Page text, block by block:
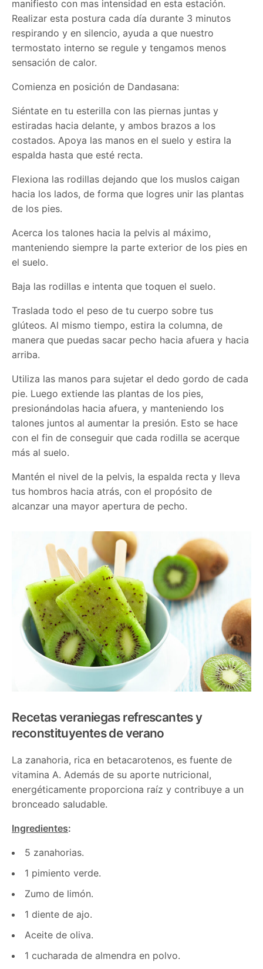
manifiesto con mas intensidad en esta estación.
Realizar esta postura cada día durante 3 minutos
respirando y en silencio, ayuda a que nuestro
termostato interno se regule y tengamos menos
sensación de calor.
Comienza en posición de Dandasana:
Siéntate en tu esterilla con las piernas juntas y
estiradas hacia delante, y ambos brazos a los
costados. Apoya las manos en el suelo y estira la
espalda hasta que esté recta.
Flexiona las rodillas dejando que los muslos caigan
hacia los lados, de forma que logres unir las plantas
de los pies.
Acerca los talones hacia la pelvis al máximo,
manteniendo siempre la parte exterior de los pies en
el suelo.
Baja las rodillas e intenta que toquen el suelo.
Traslada todo el peso de tu cuerpo sobre tus
glúteos. Al mismo tiempo, estira la columna, de
manera que puedas sacar pecho hacia afuera y hacia
arriba.
Utiliza las manos para sujetar el dedo gordo de cada
pie. Luego extiende las plantas de los pies,
presionándolas hacia afuera, y manteniendo los
talones juntos al aumentar la presión. Esto se hace
con el fin de conseguir que cada rodilla se acerque
más al suelo.
Mantén el nivel de la pelvis, la espalda recta y lleva
tus hombros hacia atrás, con el propósito de
alcanzar una mayor apertura de pecho.
Recetas veraniegas refrescantes y
reconstituyentes de verano
La zanahoria, rica en betacarotenos, es fuente de
vitamina A. Además de su aporte nutricional,
energéticamente proporciona raíz y contribuye a un
bronceado saludable.
Ingredientes:
5 zanahorias.
1 pimiento verde.
Zumo de limón.
1 diente de ajo.
Aceite de oliva.
1 cucharada de almendra en polvo.